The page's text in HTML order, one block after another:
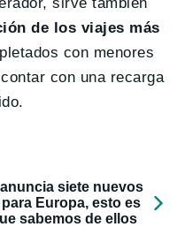
de los viajes más
con menores
con una recarga
siete nuevos
Europa, esto es
sabemos de ellos